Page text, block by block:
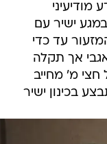
מודיעיני
ישיר עם
עד כדי
אך תקלה
חצי מ' מחייב
בכינון ישיר